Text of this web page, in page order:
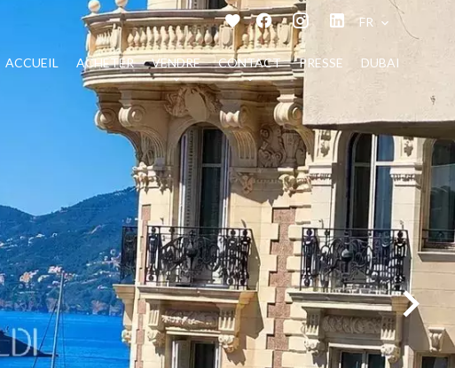
FR
ACCUEIL ACHETER VENDRE CONTACT PRESSE DUBAI